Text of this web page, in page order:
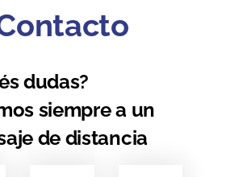
dudas?
siempre a un
de distancia